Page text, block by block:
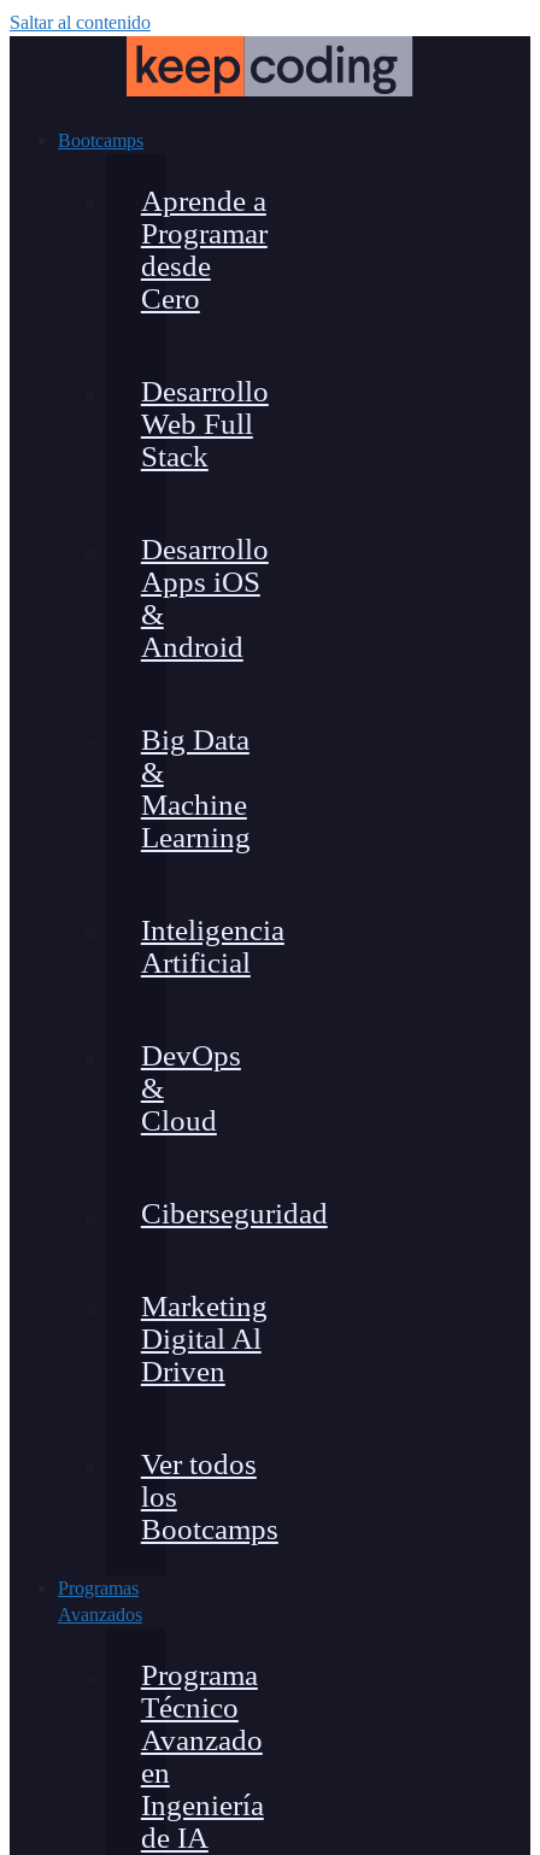
Saltar al contenido
Bootcamps
Aprende a
Programar
desde
Cero
Desarrollo
Web Full
Stack
Desarrollo
Apps iOS
&
Android
Big Data
&
Machine
Learning
Inteligencia
Artificial
DevOps
&
Cloud
Ciberseguridad
Marketing
Digital Al
Driven
Ver todos
los
Bootcamps
Programas
Avanzados
Programa
Técnico
Avanzado
en
Ingeniería
de IA